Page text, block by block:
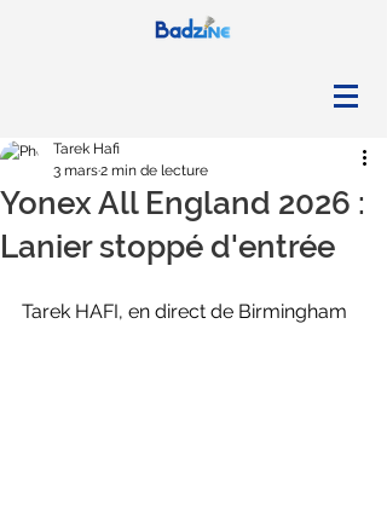
Yonex All England 2026 :
Lanier stoppé d'entrée
Tarek Hafi
3 mars2 min de lecture
Tarek HAFI, en direct de Birmingham